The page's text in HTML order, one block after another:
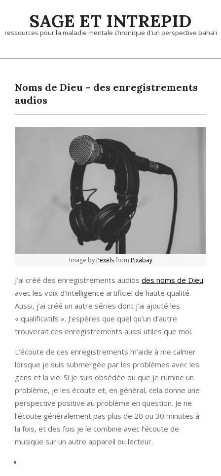
content SAGE ET INTREPID
ressources pour la maladie mentale chronique d'un perspective baha'i
Noms de Dieu – des enregistrements
audios
Image byPexelsfrom Pixabay
J’ai créé des enregistrements audios des noms de Dieu
avec les voix d’intelligence artificiel de haute qualité.
Aussi, j’ai créé un autre séries dont j’ai ajouté les
« qualificatifs ». J’espères que quel qu’un d’autre
trouverait ces enregistrements aussi utiles que moi.
L’écoute de ces enregistrements m’aide à me calmer
lorsque je suis submergée par les problèmes avec les
gens et la vie. Si je suis obsédée ou que je rumine un
problème, je les écoute et, en général, cela donne une
perspective positive au problème en question. Je ne
l’écoute généralement pas plus de 20 ou 30 minutes à
la fois, et des fois je le combine avec l’écoute de
musique sur un autre appareil ou lecteur.